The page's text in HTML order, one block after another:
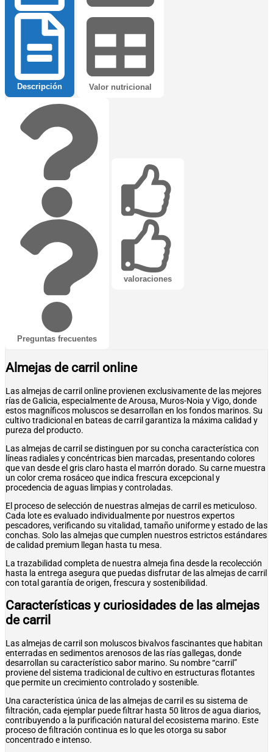
Descripción Valor nutricional
Preguntas frecuentes
valoraciones
Almejas de carril online
Las almejas de carril online provienen exclusivamente de las mejores
rías de Galicia, especialmente de Arousa, Muros-Noia y Vigo, donde
estos magníficos moluscos se desarrollan en los fondos marinos. Su
cultivo tradicional en bateas de carril garantiza la máxima calidad y
pureza del producto.
Las almejas de carril se distinguen por su concha característica con
líneas radiales y concéntricas bien marcadas, presentando colores
que van desde el gris claro hasta el marrón dorado. Su carne muestra
un color crema rosáceo que indica frescura excepcional y
procedencia de aguas limpias y controladas.
El proceso de selección de nuestras almejas de carril es meticuloso.
Cada lote es evaluado individualmente por nuestros expertos
pescadores, verificando su vitalidad, tamaño uniforme y estado de las
conchas. Solo las almejas que cumplen nuestros estrictos estándares
de calidad premium llegan hasta tu mesa.
La trazabilidad completa de nuestra almeja fina desde la recolección
hasta la entrega asegura que puedas disfrutar de las almejas de carril
con total garantía de origen, frescura y sostenibilidad.
Características y curiosidades de las almejas
de carril
Las almejas de carril son moluscos bivalvos fascinantes que habitan
enterradas en sedimentos arenosos de las rías gallegas, donde
desarrollan su característico sabor marino. Su nombre “carril”
proviene del sistema tradicional de cultivo en estructuras flotantes
que permite un crecimiento controlado y sostenible.
Una característica única de las almejas de carril es su sistema de
filtración, cada ejemplar puede filtrar hasta 50 litros de agua diarios,
contribuyendo a la purificación natural del ecosistema marino. Este
proceso de filtración continua es lo que les otorga su sabor
concentrado e intenso.